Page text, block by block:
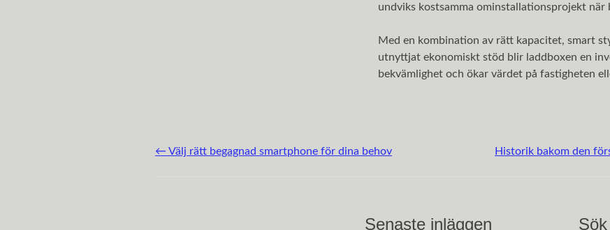
undviks kostsamma ominstallationsprojekt när
Med en kombination av rätt kapacitet, smart
utnyttjat ekonomiskt stöd blir laddboxen en
bekvämlighet och ökar värdet på fastigheten
Post navigation
← Välj rätt begagnad smartphone för dina behov Historik bakom den
Senaste inläggen Sök